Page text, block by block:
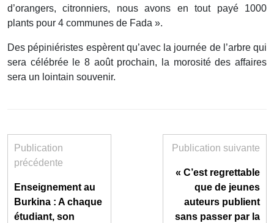
d’orangers, citronniers, nous avons en tout payé 1000
plants pour 4 communes de Fada ».
Des pépiniéristes espèrent qu’avec la journée de l’arbre qui
sera célébrée le 8 août prochain, la morosité des affaires
sera un lointain souvenir.
Publication
précédente
Enseignement au
Burkina : A chaque
étudiant, son
Publication suivante
« C’est regrettable
que de jeunes
auteurs publient
sans passer par la